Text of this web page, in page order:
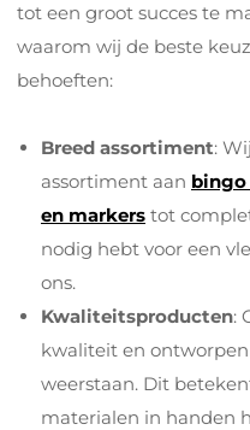
tot een groot succes te
waarom wij de beste
behoeften:
Breed assortiment:
assortiment aan
en markers tot
nodig hebt voor een
ons.
Kwaliteitsproducten:
kwaliteit en
weerstaan. Dit
materialen in handen